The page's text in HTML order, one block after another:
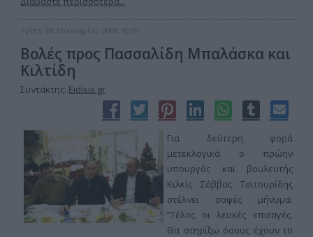
Τρίτη, 08 Ιανουαρίου 2008 10:09
Βολές προς Πασσαλίδη Μπαλάσκα και
Κιλτίδη
Συντάκτης: Eidisis.gr
Για δεύτερη φορά
μετεκλογικά ο πρώην
υπουργός και βουλευτής
Κιλκίς Σάββας Τσιτουρίδης
στέλνει σαφές μήνυμα:
“Τέλος οι λευκές επιταγές.
Θα στηρίξω όσους έχουν το